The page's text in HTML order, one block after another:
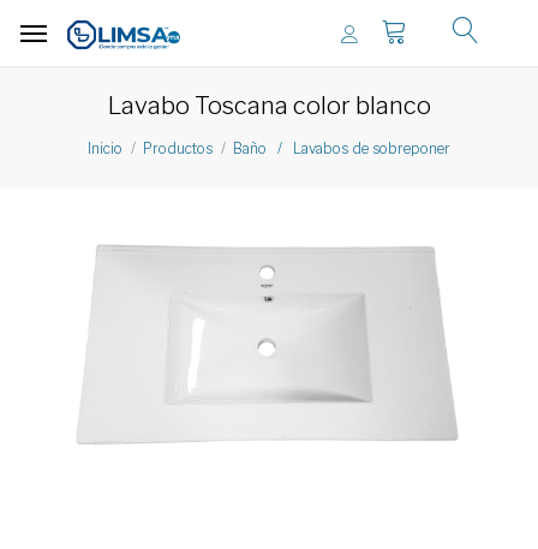
Lavabo Toscana color blanco
Inicio Productos Baño / Lavabos de sobreponer